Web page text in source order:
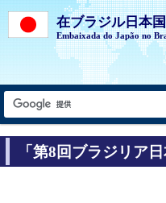
在ブラジル日本
Embaixada do Japão no
「第8回ブラジリア